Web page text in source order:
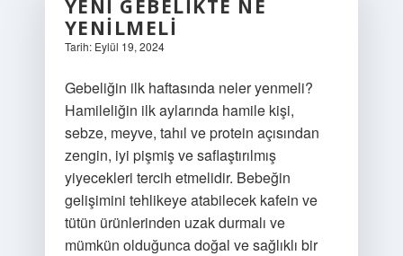
YENI GEBELIKTE NE
YENILMELI
Tarih: Eylül 19, 2024
Gebeliğin ilk haftasında neler yenmeli?
Hamileliğin ilk aylarında hamile kişi,
sebze, meyve, tahıl ve protein açısından
zengin, iyi pişmiş ve saflaştırılmış
yiyecekleri tercih etmelidir. Bebeğin
gelişimini tehlikeye atabilecek kafein ve
tütün ürünlerinden uzak durmalı ve
mümkün olduğunca doğal ve sağlıklı bir